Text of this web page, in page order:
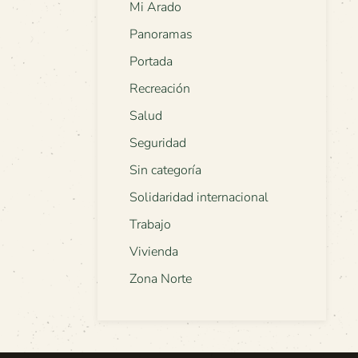
Mi Arado
Panoramas
Portada
Recreación
Salud
Seguridad
Sin categoría
Solidaridad internacional
Trabajo
Vivienda
Zona Norte